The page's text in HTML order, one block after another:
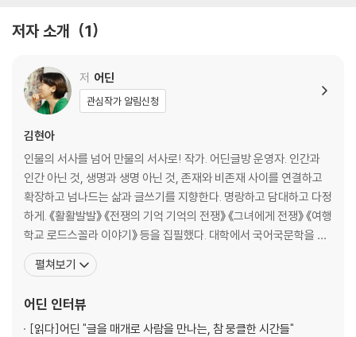
자발적 멸종주의자
파 군에게
멋진 남자와 손잡기
3장 … 멋진 여자와 일하기
아니오 그렇게는 못하겠습니다
이 씩씩하고 날래고 사나운 청년 동지들
뒤늦은 연서
유랑식당
미싱 공장 문학반의 여자들
4장 … 멋진 이국의 친구들과 교유하기
저자 소개 1
저 어딘
관심작가 알림신청
김현아
인물의 서사를 넘어 만물의 서사로! 작가. 어딘글방 운영자. 인간과
인간 아닌 것, 생명과 생명 아닌 것, 존재와 비존재 사이를 연결하고
확장하고 넘나드는 삶과 글쓰기를 지향한다. 명랑하고 담대하고 다정
하게. 《활활발발》 《전쟁의 기억 기억의 전쟁》 《그녀에게 전쟁》 《여행
학교 로드스꼴라 이야기》 등을 집필했다. 대학에서 국어국문학을 전
공했고 1993년 전태일문학상을 받았다. 생계를 위해 학원에 취직했
다가 일주일이 꽉 찰 만큼 인기 있는 글쓰기 선생님이 된 이후 어린이
문화학교 강사 등 글쓰기와 관련한 일
펼쳐보기
어딘 인터뷰
[읽다]어딘 "글을 매개로 사람을 만나는, 참 뭉클한 시간들"